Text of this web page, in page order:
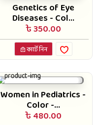
Genetics of Eye
Diseases - Col...
৳ 350.00
কার্টে নিন
Women in Pediatrics -
Color -...
৳ 480.00